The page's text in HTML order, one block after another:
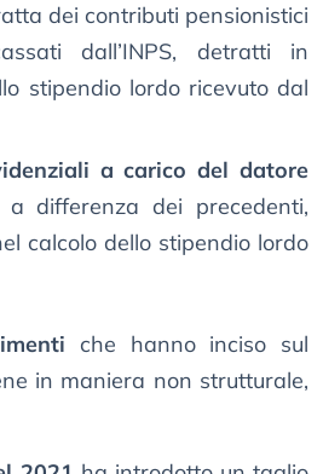
dei contributi pensionistici
dall’INPS, detratti in
stipendio lordo ricevuto dal
a carico del datore
a differenza dei precedenti,
calcolo dello stipendio lordo
che hanno inciso sul
in maniera non strutturale,